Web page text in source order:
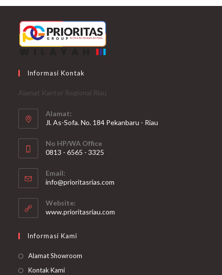
Informasi Kontak
Alamat Kantor Regional Riau
Alamat:
Jl. As-Sofa. No. 184 Pekanbaru - Riau
No HP/WA Office
0813 - 6565 - 3325
in
your
application
Email:
info@prioritasrias.com
Website:
www.prioritasriau.com
Informasi Kami
Alamat Showroom
Kontak Kami